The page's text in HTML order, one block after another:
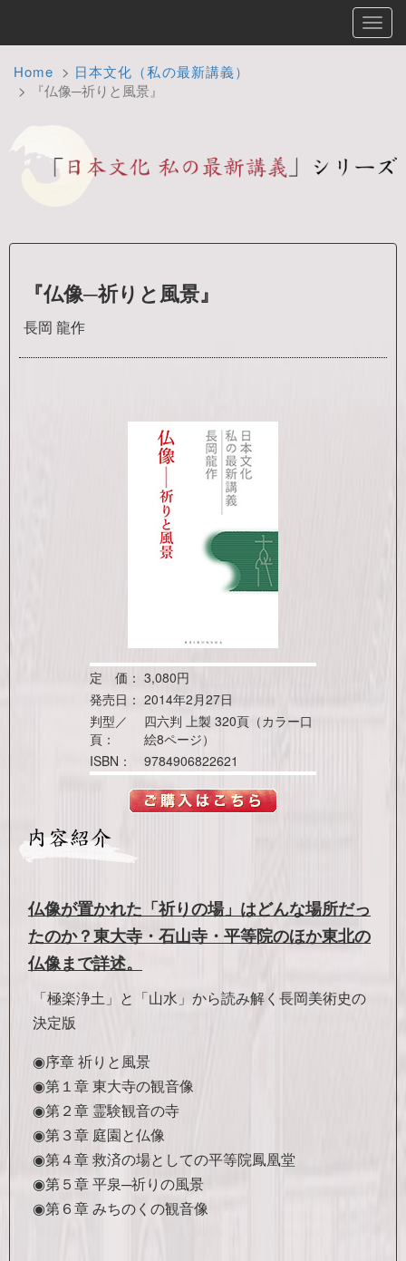
Home
日本文化（私の最新講義）
『仏像─祈りと風景』
『仏像─祈りと風景』
長岡 龍作
定 価： 3,080円
発売日： 2014年2月27日
判型／
頁：
四六判 上製 320頁（カラー口
絵8ページ）
ISBN：
9784906822621
仏像が置かれた「祈りの場」はどんな場所だっ
たのか？東大寺・石山寺・平等院のほか東北の
仏像まで詳述。
「極楽浄土」と「山水」から読み解く長岡美術史の
決定版
◉序章 祈りと風景
◉第１章 東大寺の観音像
◉第２章 霊験観音の寺
◉第３章 庭園と仏像
◉第４章 救済の場としての平等院鳳凰堂
◉第５章 平泉─祈りの風景
◉第６章 みちのくの観音像